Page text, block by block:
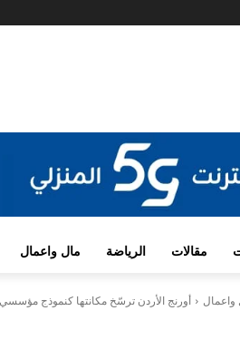
مقالات الرياضة مال واعمال
واعمال أورنج الأردن ترسّخ مكانتها كنموذج مؤسسي